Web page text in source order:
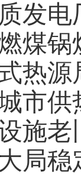
发
煤
热
市
施
局